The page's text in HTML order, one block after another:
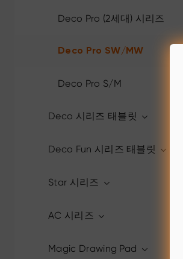
Deco Pro (2세대) 시리즈
Deco Pro SW/MW
Deco Pro S/M
Deco 시리즈 태블릿
Deco Fun 시리즈 태블릿
Star 시리즈
AC 시리즈
Magic Drawing Pad